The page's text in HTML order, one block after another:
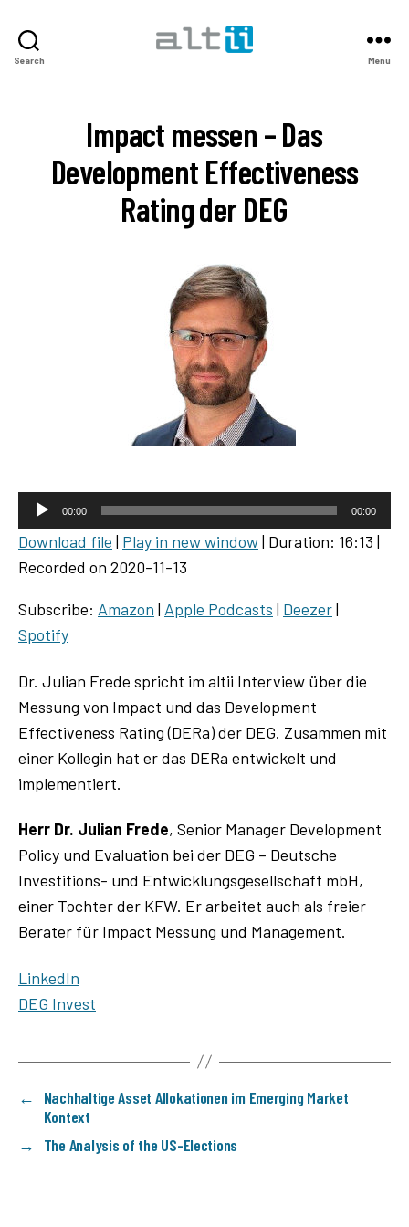
Search Menu
Impact messen – Das
Development Effectiveness
Rating der DEG
u
d
i
o
P
a
y
e
00:00 00:00
Download file | Play in new window| Duration: 16:13 |
Recorded on 2020-11-13
Subscribe: Amazon | Apple Podcasts | Deezer|
Spotify
Dr. Julian Frede spricht im altii Interview über die
Messung von Impact und das Development
Effectiveness Rating (DERa) der DEG. Zusammen mit
einer Kollegin hat er das DERa entwickelt und
implementiert.
Herr Dr. Julian Frede, Senior Manager Development
Policy und Evaluation bei der DEG – Deutsche
Investitions- und Entwicklungsgesellschaft mbH,
einer Tochter der KFW. Er arbeitet auch als freier
Berater für Impact Messung und Management.
LinkedIn
DEG Invest
←
Nachhaltige Asset Allokationen im Emerging Market
Kontext
→
The Analysis of the US-Elections